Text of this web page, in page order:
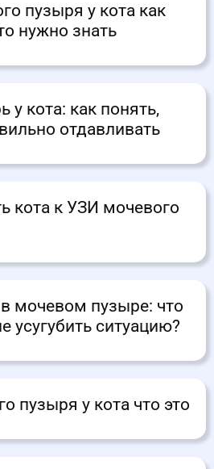
пузыря у кота как
нужно знать
у кота: как понять,
отдавливать
кота к УЗИ мочевого
мочевом пузыре: что
усугубить ситуацию?
пузыря у кота что это